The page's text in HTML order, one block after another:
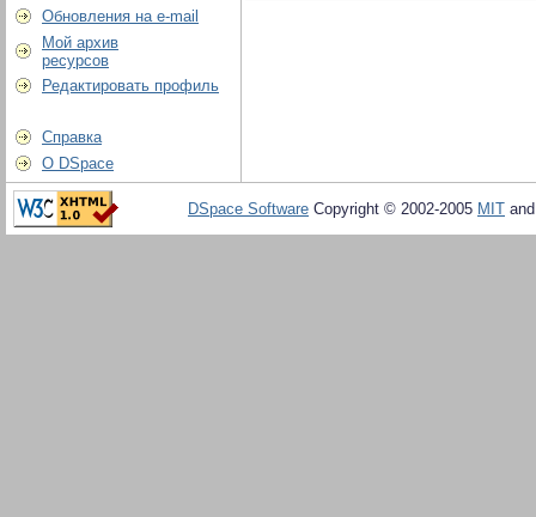
Обновления на e-mail
Мой архив
ресурсов
Редактировать профиль
Справка
О DSpace
DSpace Software Copyright © 2002-2005 MIT